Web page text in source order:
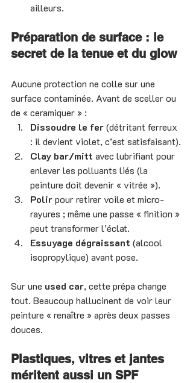
ailleurs.
Préparation de surface : le
secret de la tenue et du glow
Aucune protection ne colle sur une
surface contaminée. Avant de sceller ou
de « ceramiquer » :
Dissoudre le fer (détritant ferreux
: il devient violet, c’est satisfaisant).
Clay bar/mitt avec lubrifiant pour
enlever les polluants liés (la
peinture doit devenir « vitrée »).
Polir pour retirer voile et micro-
rayures ; même une passe « finition »
peut transformer l’éclat.
Essuyage dégraissant (alcool
isopropylique) avant pose.
Sur une used car, cette prépa change
tout. Beaucoup hallucinent de voir leur
peinture « renaître » après deux passes
douces.
Plastiques, vitres et jantes
méritent aussi un SPF